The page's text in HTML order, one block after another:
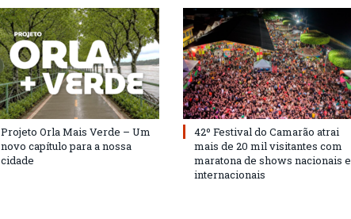
Projeto Orla Mais Verde – Um
novo capítulo para a nossa
cidade
42º Festival do Camarão atrai
mais de 20 mil visitantes com
maratona de shows nacionais e
internacionais